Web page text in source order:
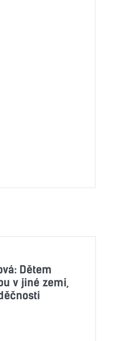
Dětem
v jiné zemi,